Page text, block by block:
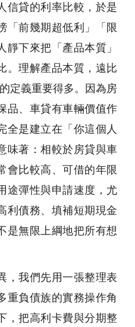
信貸的利率比較，於是
「前幾期超低利」「限
下來把「產品本質」
。理解產品本質，遠比
的定義重要得多。因為房
品、車貸有車輛價值作
全是建立在「你這個人
味著：相較於房貸與車
會比較高、可借的年限
途彈性與申請速度，尤
利債務、填補短期現金
是無限上綱地把所有想
，我們先用一張整理表
重負債族的實務操作角
，把高利卡費與分期整